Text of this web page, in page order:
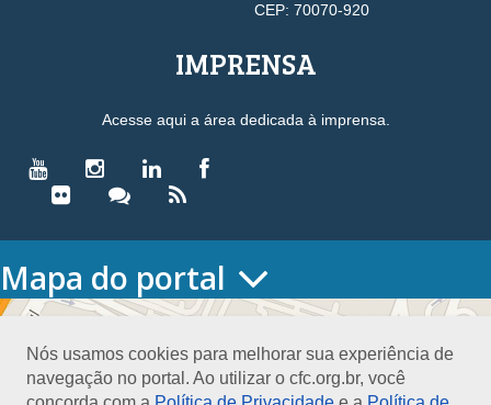
Nós usamos cookies para melhorar sua experiência de
navegação no portal. Ao utilizar o cfc.org.br, você
CEP: 70070-920
IMPRENSA
Acesse aqui a área dedicada à imprensa.
Mapa do portal
HOME
Conselho Diretor
Nossa Sede